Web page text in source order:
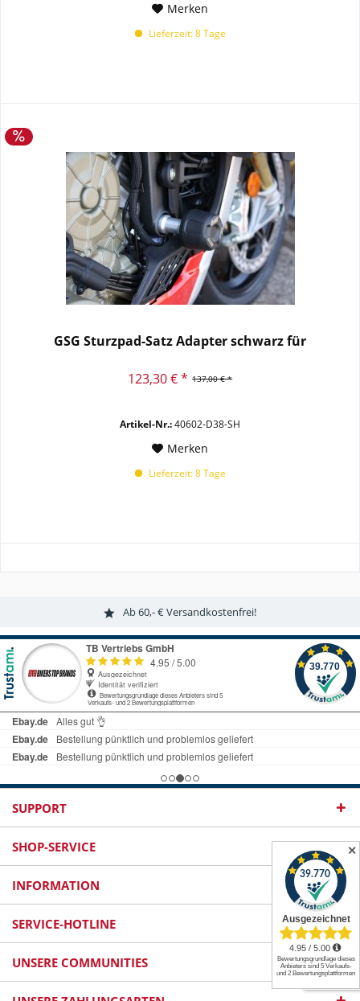
Merken
Lieferzeit: 8 Tage
GSG Sturzpad-Satz Adapter schwarz für
137,00 € *
123,30 € *
Artikel-Nr.:40602-D38-SH
Merken
Lieferzeit: 8 Tage
✕
Ab 60,- € Versandkostenfrei!
SUPPORT
SHOP-SERVICE
INFORMATION
SERVICE-HOTLINE
UNSERE COMMUNITIES